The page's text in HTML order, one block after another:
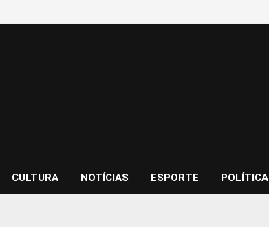
CULTURA NOTÍCIAS ESPORTE POLÍTICA